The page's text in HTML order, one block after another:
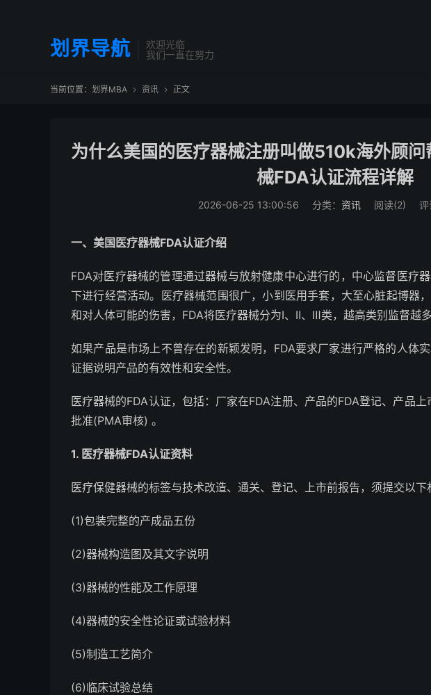
划界导航
欢迎光临
我们一直在努力
当前位置： 划界MBA  资讯  正文
为什么美国的医疗器械注册叫做510k海外顾
械FDA认证流程详解
2026-06-25 13:00:56 分类： 资讯 阅读(2)
一、美国医疗器械FDA认证介绍
FDA对医疗器械的管理通过器械与放射健康中心进行的，中心监督医疗
下进行经营活动。医疗器械范围很广，小到医用手套，大至心脏起博器
和对人体可能的伤害，FDA将医疗器械分为Ⅰ、Ⅱ、Ⅲ类，越高类别监督越多
如果产品是市场上不曾存在的新颖发明，FDA要求厂家进行严格的人体
证据说明产品的有效性和安全性。
医疗器械的FDA认证，包括：厂家在FDA注册、产品的FDA登记、产品
批准(PMA审核) 。
1. 医疗器械FDA认证资料
医疗保健器械的标签与技术改造、通关、登记、上市前报告，须提交以下
(1)包装完整的产成品五份
(2)器械构造图及其文字说明
(3)器械的性能及工作原理
(4)器械的安全性论证或试验材料
(5)制造工艺简介
(6)临床试验总结